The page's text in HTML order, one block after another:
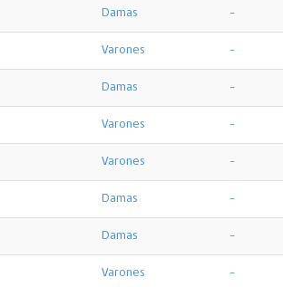
Damas -
Varones -
Damas -
Varones -
Varones -
Damas -
Damas -
Varones -